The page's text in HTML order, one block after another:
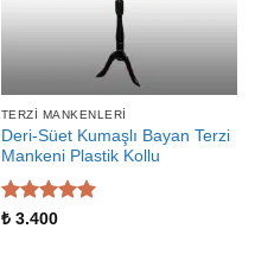
TERZI MANKENLERI
Deri-Süet Kumaşlı Bayan Terzi
Mankeni Plastik Kollu
5 üzerinden
₺3.400